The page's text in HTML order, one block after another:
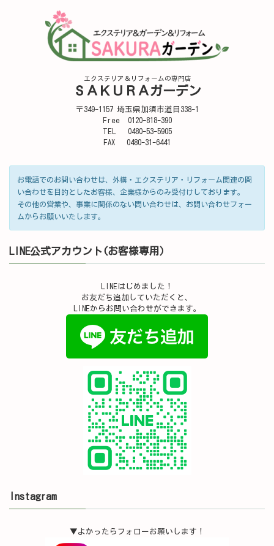
エクステリア＆リフォームの専門店
ＳＡＫＵＲＡガーデン
〒349-1157 埼玉県加須市道目338-1
Free 0120-818-390
TEL 0480-53-5905
FAX 0480-31-6441
お電話でのお問い合わせは、外構・エクステリア・リフォーム関連の問
い合わせを目的としたお客様、企業様からのみ受付けしております。
その他の営業や、事業に関係のない問い合わせは、お問い合わせフォー
ムからお願いいたします。
LINE公式アカウント(お客様専用）
LINEはじめました！
お友だち追加していただくと、
LINEからお問い合わせができます。
Instagram
▼よかったらフォローお願いします！